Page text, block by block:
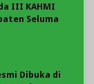
III KAHMI
Seluma
Dibuka di